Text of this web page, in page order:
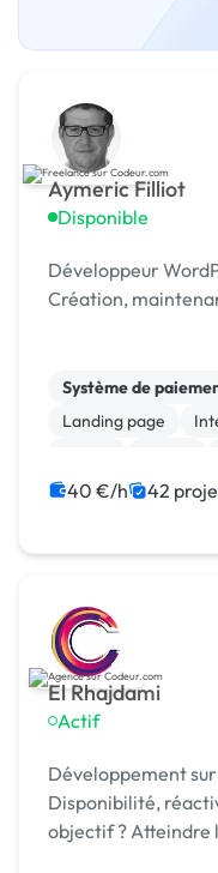
Aymeric Filliot
Disponible
Développeur
Création,
Système de
Landing page
40 €/h 42
El Rhajdami
Actif
Développement
Disponibilité,
objectif ? Atteindre